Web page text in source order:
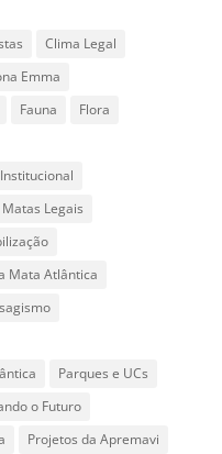
Clima Legal
Emma
Fauna
Flora
Institucional
Matas Legais
Mata Atlântica
Parques e UCs
o Futuro
Projetos da Apremavi